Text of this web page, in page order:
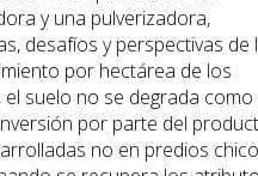
y una pulverizadora,
desafíos y perspectivas de
por hectárea de los
suelo no se degrada como
por parte del
no en predios